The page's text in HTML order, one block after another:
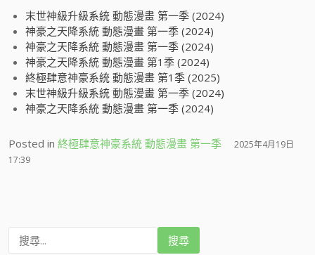
末世神級升級系統 動態漫畫 第一季 (2024)
神豪之天降系統 動態漫畫 第一季 (2024)
神豪之天降系統 動態漫畫 第一季 (2024)
神豪之天降系統 動態漫畫 第1季 (2024)
終極肆意神豪系統 動態漫畫 第1季 (2025)
末世神級升級系統 動態漫畫 第一季 (2024)
神豪之天降系統 動態漫畫 第一季 (2024)
Posted in 終極肆意神豪系統 動態漫畫 第一季
2025年4月19日
17:39